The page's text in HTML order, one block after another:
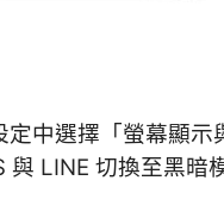
中選擇「螢幕顯示
與 LINE 切換至黑暗